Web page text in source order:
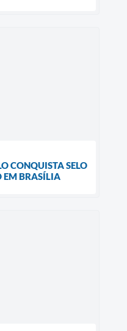
CONQUISTA SELO
EM BRASÍLIA